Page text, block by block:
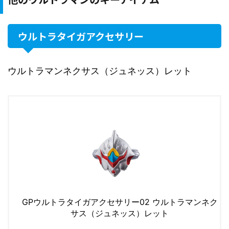
ウルトラタイガアクセサリー
ウルトラマンネクサス（ジュネッス）レット
GPウルトラタイガアクセサリー02 ウルトラマンネク
サス（ジュネッス）レット